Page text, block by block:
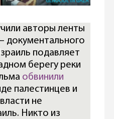
авторы ленты
документального
подавляет
берегу реки
обвинили
палестинцев и
не
Никто из